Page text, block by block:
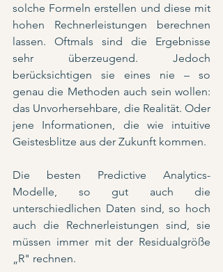
solche Formeln erstellen und diese mit
hohen Rechnerleistungen berechnen
lassen. Oftmals sind die Ergebnisse
sehr überzeugend. Jedoch
berücksichtigen sie eines nie – so
genau die Methoden auch sein wollen:
das Unvorhersehbare, die Realität. Oder
jene Informationen, die wie intuitive
Geistesblitze aus der Zukunft kommen.
Die besten Predictive Analytics-
Modelle, so gut auch die
unterschiedlichen Daten sind, so hoch
auch die Rechnerleistungen sind, sie
müssen immer mit der Residualgröße
„R" rechnen.